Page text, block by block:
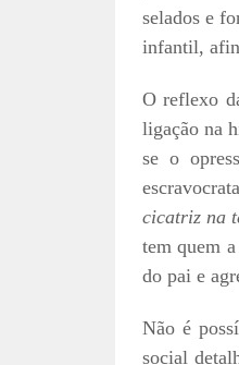
selados e
infantil,
O reflexo
ligação na
se o
cicatriz na
tem quem
do pai e
Não é
social